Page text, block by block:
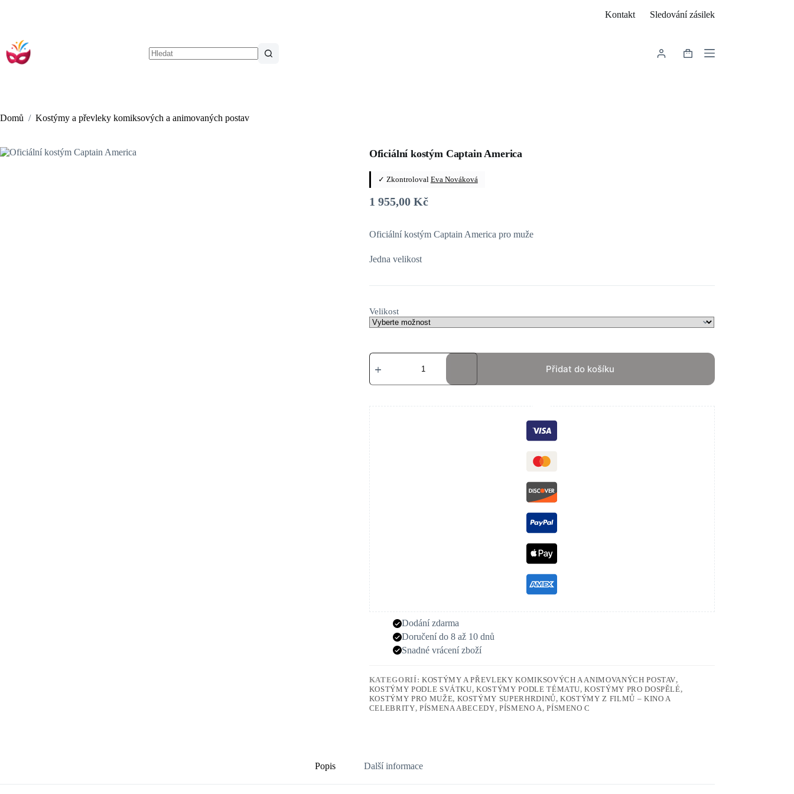
Kontakt Sledování zásilek
Shopping
Domů / Kostýmy a převleky komiksových a animovaných postav
Oficiální kostým Captain America
✓ Zkontroloval Eva Nováková
1 955,00 Kč
Oficiální kostým Captain America pro muže
Jedna velikost
Velikost
Oficiální
kostým
America
Přidat do košíku
Dodání zdarma
Doručení do 8 až 10 dnů
Snadné vrácení zboží
KATEGORIÍ: KOSTÝMY A PŘEVLEKY KOMIKSOVÝCH A ANIMOVANÝCH POSTAV,
KOSTÝMY PODLE SVÁTKU,KOSTÝMY PODLE TÉMATU,KOSTÝMY PRO DOSPĚLÉ,
KOSTÝMY PRO MUŽE, KOSTÝMY SUPERHRDINŮ,KOSTÝMY Z FILMŮ – KINO A
CELEBRITY, PÍSMENA ABECEDY,PÍSMENO A,PÍSMENO C
Popis Další informace